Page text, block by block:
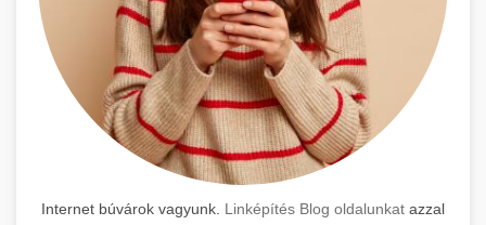
Internet búvárok vagyunk. Linképítés Blog oldalunkat azzal